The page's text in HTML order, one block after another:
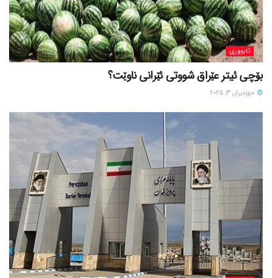
ئابووری
بۆچی ئیتر عێراق شووتی ئێرانی ناوێت؟
حوزه‌یران 3, 2025